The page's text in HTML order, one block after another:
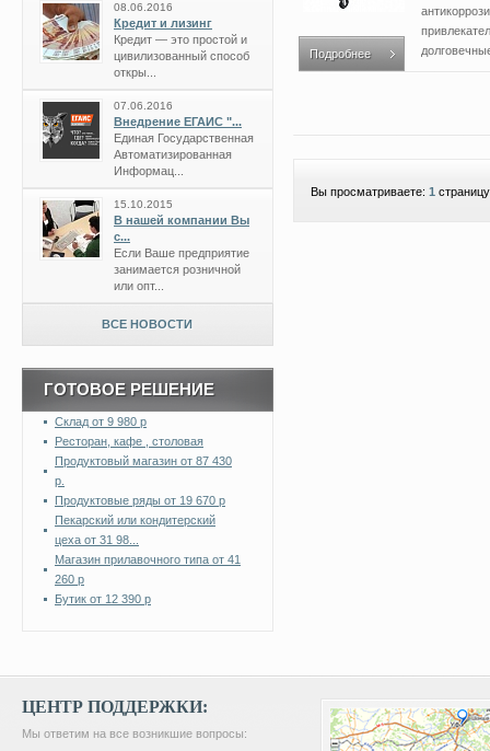
Подробнее
Вы просматриваете: 1
08.06.2016
Кредит и лизинг
Кредит — это простой и
цивилизованный способ
откры...
07.06.2016
Внедрение ЕГАИС "...
Единая Государственная
Автоматизированная
Информац...
15.10.2015
В нашей компании Вы
с...
Если Ваше предприятие
занимается розничной
или опт...
ВСЕ НОВОСТИ
ГОТОВОЕ РЕШЕНИЕ
Склад от 9 980 р
Ресторан, кафе , столовая
Продуктовый магазин от 87 430
р.
Продуктовые ряды от 19 670 р
Пекарский или кондитерский
цеха от 31 98...
Магазин прилавочного типа от 41
260 р
Бутик от 12 390 р
ЦЕНТР ПОДДЕРЖКИ:
Мы ответим на все возникшие вопросы: